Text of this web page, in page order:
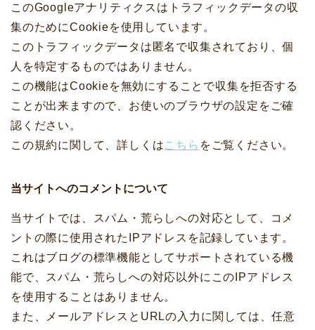
このGoogleアナリティクスはトラフィックデータの収
集のためにCookieを使用しています。
このトラフィックデータは匿名で収集されており、個
人を特定するものではありません。
この機能はCookieを無効にすることで収集を拒否する
ことが出来ますので、お使いのブラウザの設定をご確
認ください。
この規約に関して、詳しくはこちら をご覧ください。
当サイトへのコメントについて
当サイトでは、スパム・荒らしへの対応として、コメ
ントの際に使用されたIPアドレスを記録しています。
これはブログの標準機能としてサポートされている機
能で、スパム・荒らしへの対応以外にこのIPアドレス
を使用することはありません。
また、メールアドレスとURLの入力に関しては、任意